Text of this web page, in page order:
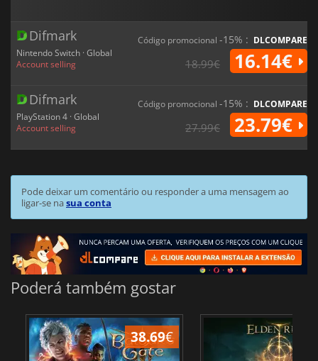
Difmark
Nintendo Switch · Global
Account selling
Código promocional -15% : DLCOMPARE
18.99€ 16.14€
Difmark
PlayStation 4 · Global
Account selling
Código promocional -15% : DLCOMPARE
27.99€ 23.79€
Pode deixar um comentário ou responder a uma mensagem ao
ligar-se nasua conta
Poderá também gostar
38.69€